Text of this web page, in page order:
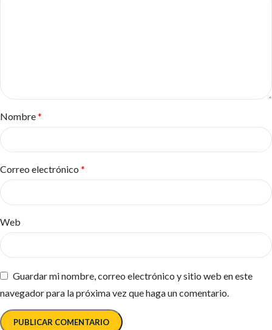
Nombre*
Correo electrónico *
Web
Guardar mi nombre, correo electrónico y sitio web en este
navegador para la próxima vez que haga un comentario.